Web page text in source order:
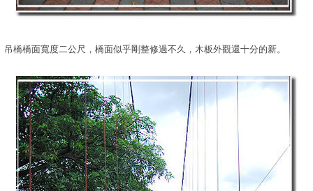
吊橋橋面寬度二公尺，橋面似乎剛整修過不久，木板外觀還十分的新。